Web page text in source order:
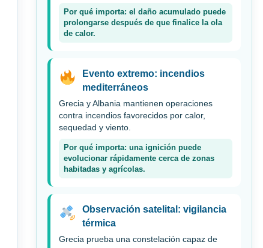
Por qué importa: el daño acumulado puede
prolongarse después de que finalice la ola
de calor.
Evento extremo: incendios
mediterráneos
Grecia y Albania mantienen operaciones
contra incendios favorecidos por calor,
sequedad y viento.
Por qué importa: una ignición puede
evolucionar rápidamente cerca de zonas
habitadas y agrícolas.
Observación satelital: vigilancia
térmica
Grecia prueba una constelación capaz de